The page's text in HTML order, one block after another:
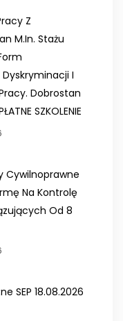
Z
M.in. Stażu
I
Dobrostan
SZKOLENIE
Cywilnoprawne
Na Kontrolę
Od 8
SEP 18.08.2026